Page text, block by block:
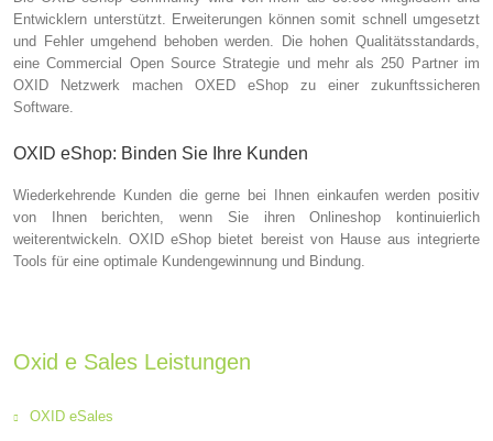
Entwicklern unterstützt. Erweiterungen können somit schnell umgesetzt
und Fehler umgehend behoben werden. Die hohen Qualitätsstandards,
eine Commercial Open Source Strategie und mehr als 250 Partner im
OXID Netzwerk machen OXED eShop zu einer zukunftssicheren
Software.
OXID eShop: Binden Sie Ihre Kunden
Wiederkehrende Kunden die gerne bei Ihnen einkaufen werden positiv
von Ihnen berichten, wenn Sie ihren Onlineshop kontinuierlich
weiterentwickeln. OXID eShop bietet bereist von Hause aus integrierte
Tools für eine optimale Kundengewinnung und Bindung.
Oxid e Sales Leistungen
OXID eSales